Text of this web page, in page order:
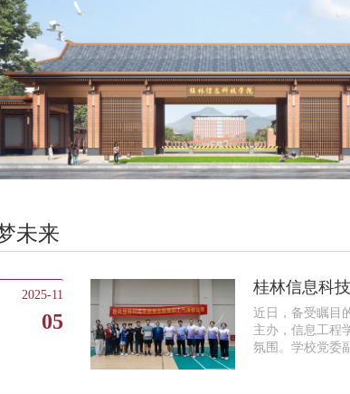
未来
2025-11
05
桂林信息科
近日，备受瞩目
主办，信息工程
氛围。学校党委